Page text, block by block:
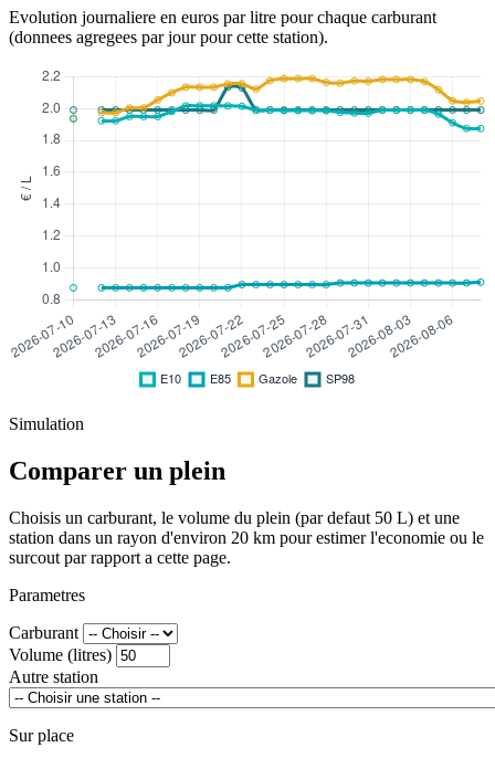
Evolution journaliere en euros par litre pour chaque carburant
(donnees agregees par jour pour cette station).
Simulation
Comparer un plein
Choisis un carburant, le volume du plein (par defaut 50 L) et une
station dans un rayon d'environ 20 km pour estimer l'economie ou le
surcout par rapport a cette page.
Parametres
Carburant
Volume (litres)
Autre station
Sur place